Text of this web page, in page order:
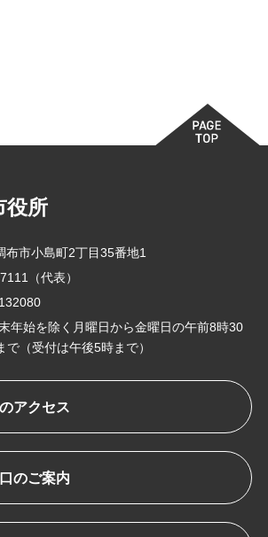
役所
市小島町2丁目35番地1
（代表）
年始を除く月曜日から金曜日の午前8時30
（受付は午後5時まで）
アクセス
のご案内